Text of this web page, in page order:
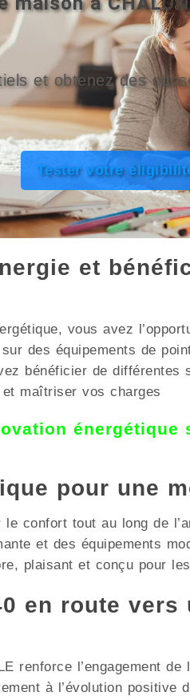
et obtenez des
Tester votre
et
vous avez
des équipements de
bénéficier de
maîtriser vos charges
énergétique
pour une
confort tout au long de
et des équipements
plaisant et conçu pour
en route
renforce l’engagement
à l’évolution positive